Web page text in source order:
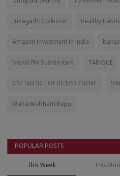
Junagadh Collector
Healthy Habits
Amazon Investment In India
Nepal PM Sushila Karki
TARIQUE
GST NOTICE OF RS.1353 CRORE
Mahadevbharti Bapu
POPULAR POSTS
This Week This